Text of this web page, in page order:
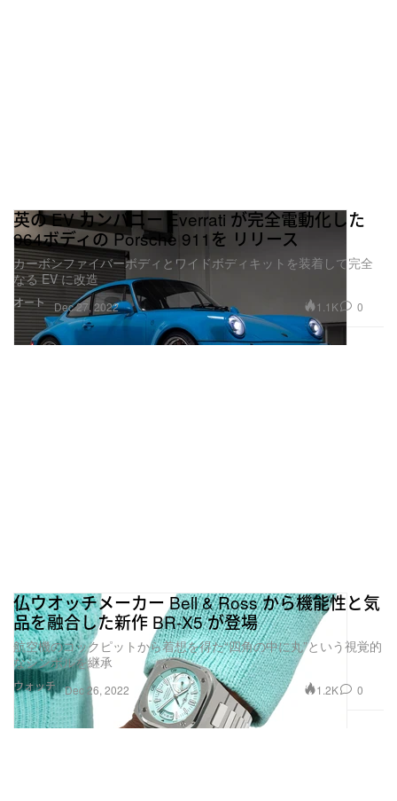
オート
英の EV カンパニー Everrati が完全電動化した
964ボディの Porsche 911を リリース
カーボンファイバーボディとワイドボディキットを装着して完全
なる EV に改造
Dec 27, 2022 1.1K 0
ウォッチ
仏ウオッチメーカー Bell & Ross から機能性と気
品を融合した新作 BR-X5 が登場
航空機のコックピットから着想を得た“四角の中に丸”という視覚的
なシンボルを継承
Dec 26, 2022 1.2K 0